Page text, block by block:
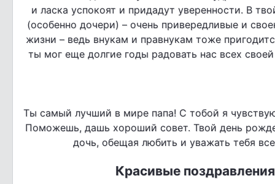
и ласка успокоят и придадут уверенности. В
(особенно дочери) – очень привередливые и
жизни – ведь внукам и правнукам тоже
ты мог еще долгие годы радовать нас всех
Ты самый лучший в мире папа! С тобой я
Поможешь, дашь хороший совет. Твой день
дочь, обещая любить и уважать тебя
Красивые